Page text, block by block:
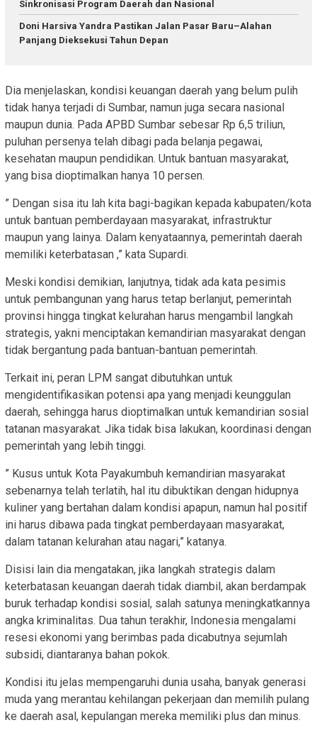
Sinkronisasi Program Daerah dan Nasional
Doni Harsiva Yandra Pastikan Jalan Pasar Baru–Alahan
Panjang Dieksekusi Tahun Depan
Dia menjelaskan, kondisi keuangan daerah yang belum pulih
tidak hanya terjadi di Sumbar, namun juga secara nasional
maupun dunia. Pada APBD Sumbar sebesar Rp 6,5 triliun,
puluhan persenya telah dibagi pada belanja pegawai,
kesehatan maupun pendidikan. Untuk bantuan masyarakat,
yang bisa dioptimalkan hanya 10 persen.
” Dengan sisa itu lah kita bagi-bagikan kepada kabupaten/kota
untuk bantuan pemberdayaan masyarakat, infrastruktur
maupun yang lainya. Dalam kenyataannya, pemerintah daerah
memiliki keterbatasan ,” kata Supardi.
Meski kondisi demikian, lanjutnya, tidak ada kata pesimis
untuk pembangunan yang harus tetap berlanjut, pemerintah
provinsi hingga tingkat kelurahan harus mengambil langkah
strategis, yakni menciptakan kemandirian masyarakat dengan
tidak bergantung pada bantuan-bantuan pemerintah.
Terkait ini, peran LPM sangat dibutuhkan untuk
mengidentifikasikan potensi apa yang menjadi keunggulan
daerah, sehingga harus dioptimalkan untuk kemandirian sosial
tatanan masyarakat. Jika tidak bisa lakukan, koordinasi dengan
pemerintah yang lebih tinggi.
” Kusus untuk Kota Payakumbuh kemandirian masyarakat
sebenarnya telah terlatih, hal itu dibuktikan dengan hidupnya
kuliner yang bertahan dalam kondisi apapun, namun hal positif
ini harus dibawa pada tingkat pemberdayaan masyarakat,
dalam tatanan kelurahan atau nagari,” katanya.
Disisi lain dia mengatakan, jika langkah strategis dalam
keterbatasan keuangan daerah tidak diambil, akan berdampak
buruk terhadap kondisi sosial, salah satunya meningkatkannya
angka kriminalitas. Dua tahun terakhir, Indonesia mengalami
resesi ekonomi yang berimbas pada dicabutnya sejumlah
subsidi, diantaranya bahan pokok.
Kondisi itu jelas mempengaruhi dunia usaha, banyak generasi
muda yang merantau kehilangan pekerjaan dan memilih pulang
ke daerah asal, kepulangan mereka memiliki plus dan minus.